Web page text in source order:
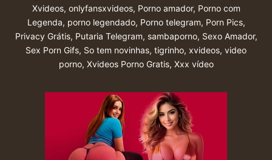
Xvideos, onlyfansxvideos, Porno amador, Porno com
Legenda, porno legendado, Porno telegram, Porn Pics,
Privacy Grátis, Putaria Telegram, sambaporno, Sexo Amador,
Sex Porn Gifs, So tem novinhas, tigrinho, xvideos, video
porno, Xvideos Porno Gratis, Xxx vídeo